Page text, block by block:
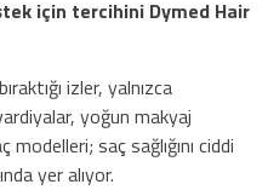
için tercihini Dymed Hair
izler, yalnızca
yoğun makyaj
saç sağlığını ciddi
yer alıyor.